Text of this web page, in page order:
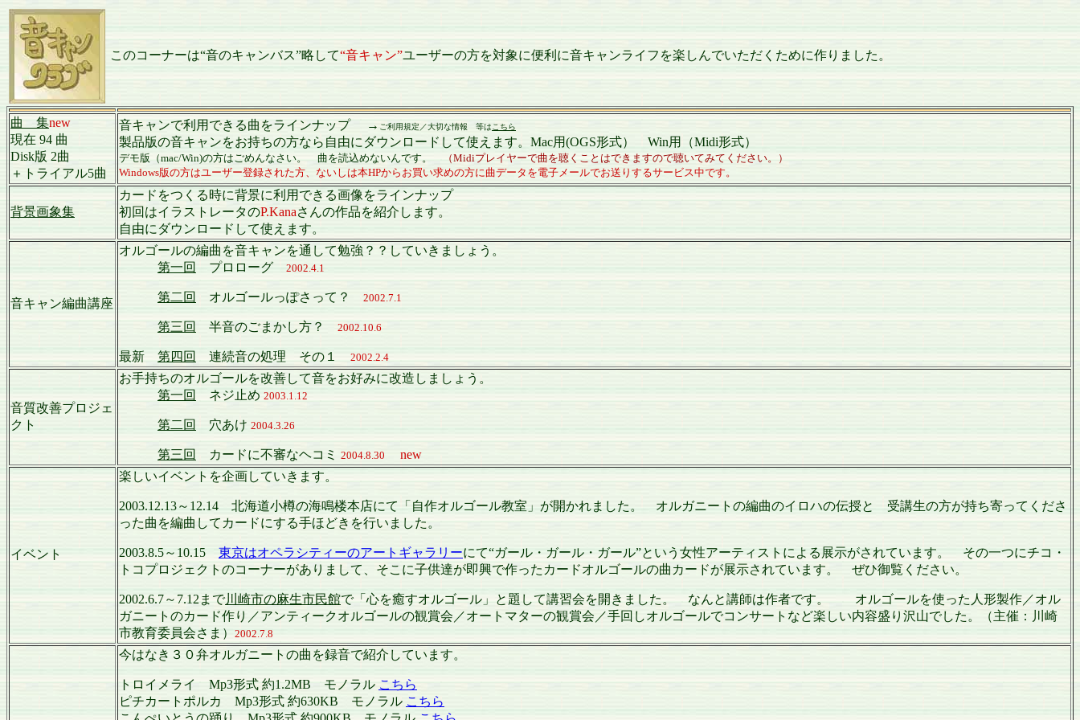
このコーナーは“音のキャンバス”略して“音キャン”ユーザーの方を対象に便利に音キャンライフを楽しんでいただくために作りました。
曲 集new
現在 94 曲
Disk版 2曲
＋トライアル5曲
音キャンで利用できる曲をラインナップ → ご利用規定／大切な情報 等は こちら
製品版の音キャンをお持ちの方なら自由にダウンロードして使えます。Mac用(OGS形式） Win用（Midi形式）
デモ版（mac/Win)の方はごめんなさい。 曲を読込めないんです。 （Midiプレイヤーで曲を聴くことはできますので聴いてみてください。）
Windows版の方はユーザー登録された方、ないしは本HPからお買い求めの方に曲データを電子メールでお送りするサービス中です。
背景画象集
カードをつくる時に背景に利用できる画像をラインナップ
初回はイラストレータのP.Kanaさんの作品を紹介します。
自由にダウンロードして使えます。
音キャン編曲講座
オルゴールの編曲を音キャンを通して勉強？？していきましょう。
第一回 プロローグ 2002.4.1
第二回 オルゴールっぽさって？ 2002.7.1
第三回 半音のごまかし方？ 2002.10.6
最新 第四回 連続音の処理 その１ 2002.2.4
音質改善プロジェ
クト
お手持ちのオルゴールを改善して音をお好みに改造しましょう。
第一回
ネジ止め 2003.1.12
第二回 穴あけ 2004.3.26
第三回 カードに不審なヘコミ 2004.8.30 new
イベント
楽しいイベントを企画していきます。
2003.12.13～12.14 北海道小樽の海鳴楼本店にて「自作オルゴール教室」が開かれました。 オルガニートの編曲のイロハの伝授と 受講生の方が持ち寄ってくださ
った曲を編曲してカードにする手ほどきを行いました。
2003.8.5～10.15 東京はオペラシティーのアートギャラリーにて“ガール・ガール・ガール”という女性アーティストによる展示がされています。 その一つにチコ・
トコプロジェクトのコーナーがありまして、そこに子供達が即興で作ったカードオルゴールの曲カードが展示されています。 ぜひ御覧ください。
2002.6.7～7.12まで川崎市の麻生市民館で「心を癒すオルゴール」と題して講習会を開きました。 なんと講師は作者です。 オルゴールを使った人形製作／オル
ガニートのカード作り／アンティークオルゴールの観賞会／オートマターの観賞会／手回しオルゴールでコンサートなど楽しい内容盛り沢山でした。（主催：川崎
市教育委員会さま） 2002.7.8
今はなき３０弁オルガニートの曲を録音で紹介しています。
トロイメライ Mp3形式 約1.2MB モノラル こちら
ピチカートポルカ Mp3形式 約630KB モノラル こちら